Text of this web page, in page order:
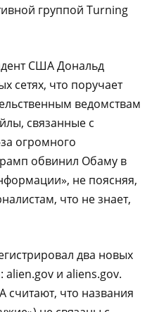
группой Turning
США Дональд
сетях, что поручает
ведомствам
связанные с
огромного
обвинил Обаму в
не поясняя,
что не знает,
два новых
alien.gov и aliens.gov.
что названия